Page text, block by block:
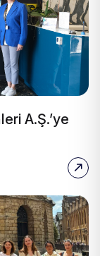
A.Ş.’ye